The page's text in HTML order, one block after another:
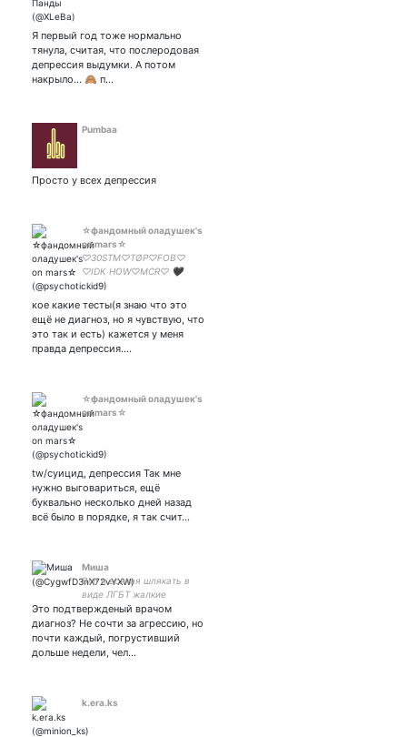
Я первый год тоже нормально
тянула, считая, что послеродовая
депрессия выдумки. А потом
накрыло... 🙈 п…
Pumbaa
Просто у всех депрессия
☆фандомный оладушек's
on mars☆
♡30STM♡TØP♡FOB♡
♡IDK HOW♡MCR♡ 🖤
YUNGBLUD🖤
♡HALSEY♡BMTH♡
кое какие тесты(я знаю что это
ещё не диагноз, но я чувствую, что
это так и есть) кажется у меня
правда депрессия.…
☆фандомный оладушек's
on mars☆
tw/суицид, депрессия Так мне
нужно выговариться, ещё
буквально несколько дней назад
всё было в порядке, я так счит…
Миша
Blm и всякая шлякать в
виде ЛГБТ жалкие
унтерменьшие
Это подтвержденый врачом
диагноз? Не сочти за агрессию, но
почти каждый, погрустивший
дольше недели, чел…
k.era.ks